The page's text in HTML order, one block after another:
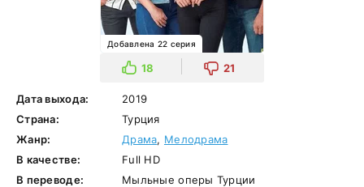
Добавлена 22 серия
18 21
Дата выхода:
2019
Страна:
Турция
Жанр:
Драма, Мелодрама
В качестве:
Full HD
В переводе:
Мыльные оперы Турции